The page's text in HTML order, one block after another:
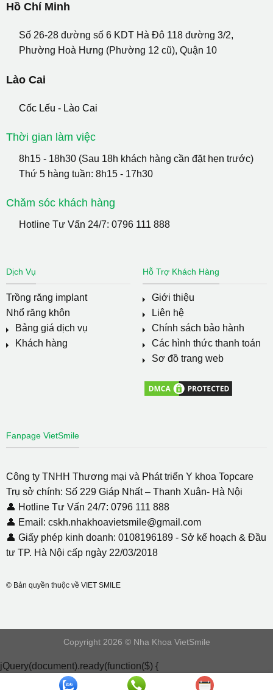
Hồ Chí Minh
Số 26-28 đường số 6 KDT Hà Đô 118 đường 3/2,
Phường Hoà Hưng (Phường 12 cũ), Quận 10
Lào Cai
Cốc Lếu - Lào Cai
Thời gian làm việc
8h15 - 18h30 (Sau 18h khách hàng cần đặt hẹn trước)
Thứ 5 hàng tuần: 8h15 - 17h30
Chăm sóc khách hàng
Hotline Tư Vấn 24/7: 0796 111 888
Dịch Vụ
Trồng răng implant
Nhổ răng khôn
Bảng giá dịch vụ
Khách hàng
Hỗ Trợ Khách Hàng
Giới thiệu
Liên hệ
Chính sách bảo hành
Các hình thức thanh toán
Sơ đồ trang web
Fanpage VietSmile
Công ty TNHH Thương mại và Phát triển Y khoa Topcare
Trụ sở chính: Số 229 Giáp Nhất – Thanh Xuân- Hà Nội
👤 Hotline Tư Vấn 24/7: 0796 111 888
👤 Email: cskh.nhakhoavietsmile@gmail.com
👤 Giấy phép kinh doanh: 0108196189 - Sở kế hoạch & Đầu
tư TP. Hà Nội cấp ngày 22/03/2018
© Bản quyền thuộc về VIET SMILE
Copyright 2026 © Nha Khoa VietSmile
jQuery(document).ready(function($) {
document.addEventListener( 'wpcf7mailsent', function( event ) {